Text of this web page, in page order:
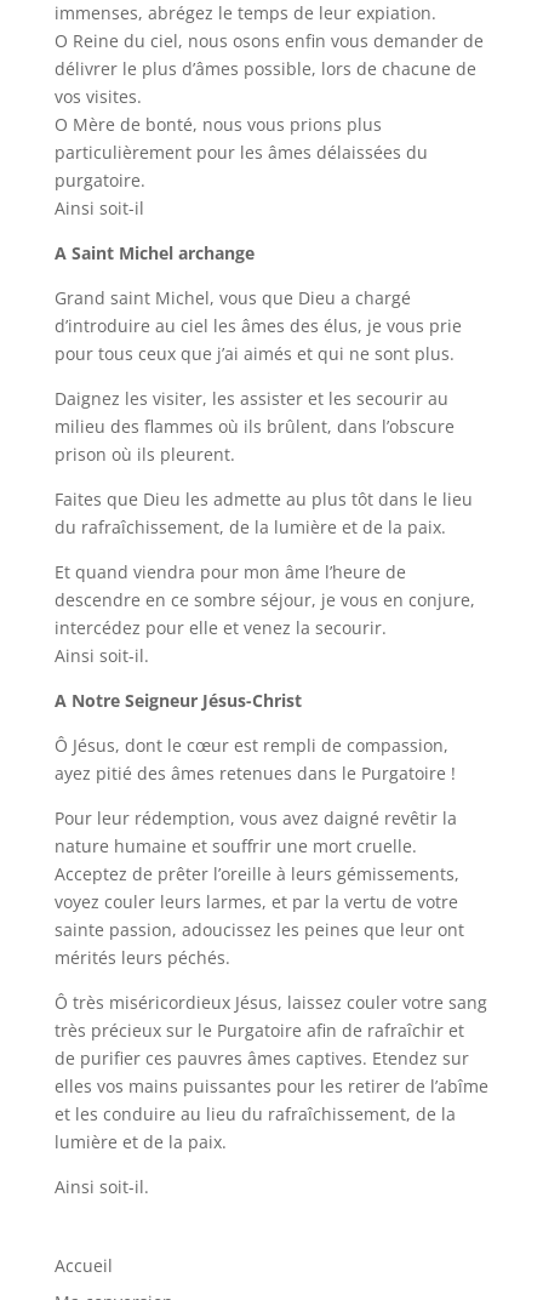
immenses, abrégez le temps de leur expiation.
O Reine du ciel, nous osons enfin vous demander de
délivrer le plus d’âmes possible, lors de chacune de
vos visites.
O Mère de bonté, nous vous prions plus
particulièrement pour les âmes délaissées du
purgatoire.
Ainsi soit-il
A Saint Michel archange
Grand saint Michel, vous que Dieu a chargé
d’introduire au ciel les âmes des élus, je vous prie
pour tous ceux que j’ai aimés et qui ne sont plus.
Daignez les visiter, les assister et les secourir au
milieu des flammes où ils brûlent, dans l’obscure
prison où ils pleurent.
Faites que Dieu les admette au plus tôt dans le lieu
du rafraîchissement, de la lumière et de la paix.
Et quand viendra pour mon âme l’heure de
descendre en ce sombre séjour, je vous en conjure,
intercédez pour elle et venez la secourir.
Ainsi soit-il.
A Notre Seigneur Jésus-Christ
Ô Jésus, dont le cœur est rempli de compassion,
ayez pitié des âmes retenues dans le Purgatoire !
Pour leur rédemption, vous avez daigné revêtir la
nature humaine et souffrir une mort cruelle.
Acceptez de prêter l’oreille à leurs gémissements,
voyez couler leurs larmes, et par la vertu de votre
sainte passion, adoucissez les peines que leur ont
mérités leurs péchés.
Ô très miséricordieux Jésus, laissez couler votre sang
très précieux sur le Purgatoire afin de rafraîchir et
de purifier ces pauvres âmes captives. Etendez sur
elles vos mains puissantes pour les retirer de l’abîme
et les conduire au lieu du rafraîchissement, de la
lumière et de la paix.
Ainsi soit-il.
Accueil